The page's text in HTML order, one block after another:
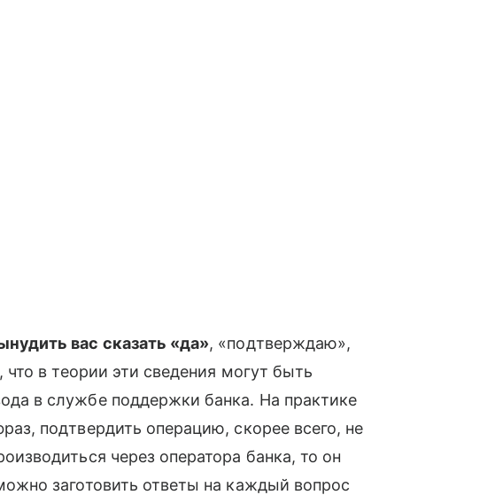
вас сказать «да», «подтверждаю»,
в теории эти сведения могут быть
в службе поддержки банка. На практике
подтвердить операцию, скорее всего, не
через оператора банка, то он
заготовить ответы на каждый вопрос